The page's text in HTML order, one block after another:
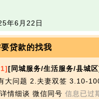
年6月22日
贷款的找我
[同城服务/生活服务/县城
大问题 2.夫妻双签 3.10-
情细谈 微信同号 信息已过